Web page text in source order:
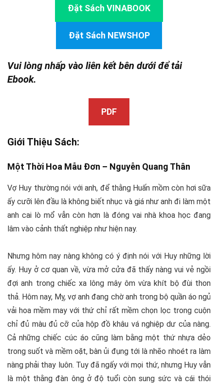
Đặt Sách VINABOOK
Đặt Sách NEWSHOP
Vui lòng nhấp vào liên kết bên dưới để tải
Ebook.
PDF
Giới Thiệu Sách:
Một Thời Hoa Mẫu Đơn – Nguyễn Quang Thân
Vợ Huy thường nói với anh, để thằng Huấn mồm còn hơi sữa
ấy cưỡi lên đầu là không biết nhục và giá như anh đi làm một
anh cai lò mổ vẫn còn hơn là đóng vai nhà khoa học đang
lâm vào cảnh thất nghiệp như hiện nay.
Nhưng hôm nay nàng không có ý định nói với Huy những lời
ấy. Huy ở cơ quan về, vừa mở cửa đã thấy nàng vui vẻ ngồi
đợi anh trong chiếc xa lông mây ôm vừa khít bộ đùi thon
thả. Hôm nay, Mỵ, vợ anh đang chờ anh trong bộ quần áo ngủ
vải hoa mềm may với thứ chỉ rất mềm chọn lọc trong cuộn
chỉ đủ màu đủ cỡ của hộp đồ khâu vá nghiệp dư của nàng.
Cả những chiếc cúc áo cũng làm bằng một thứ nhựa dẻo
trong suốt và mềm oặt, bàn ủi đụng tới là nhẽo nhoét ra làm
nàng phải thay luôn. Tuy đã ngấy với mọi thứ, nhưng Huy vẫn
là một thằng đàn ông ở độ tuổi còn sung sức và cái thói